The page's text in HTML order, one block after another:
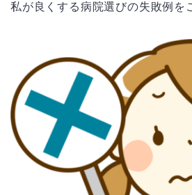
私が良くする病院選びの失敗例を